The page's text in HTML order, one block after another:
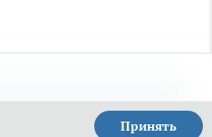
Принять